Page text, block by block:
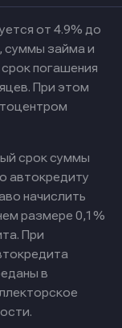
от 4.9% до
суммы займа и
погашения
При этом
срок суммы
автокредиту
начислить
размере 0,1%
При
в